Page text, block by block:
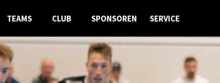
TEAMS CLUB SPONSOREN SERVICE